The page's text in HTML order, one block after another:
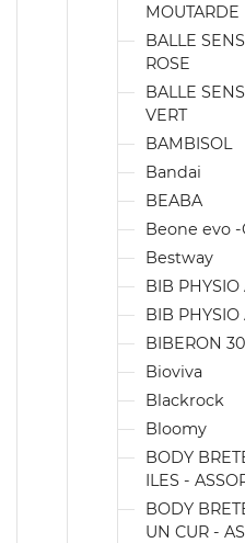
MOUTARDE
BALLE
ROSE
BALLE
VERT
BAMBISOL
Bandai
BEABA
Beone evo -
Bestway
BIB
BIB
BIBERON
Bioviva
Blackrock
Bloomy
BODY
ILES -
BODY
UN CUR -